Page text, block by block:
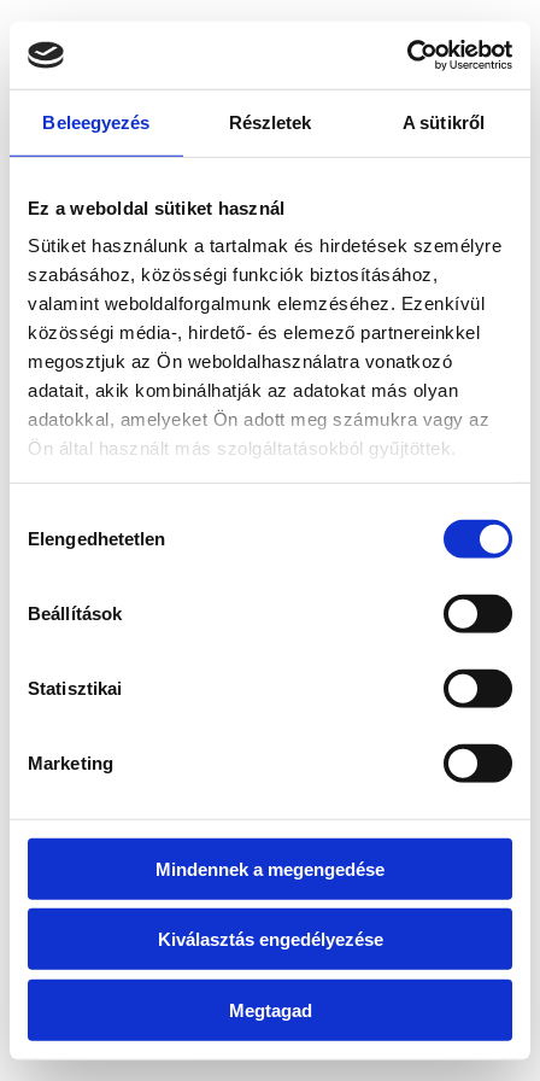
Beleegyezés Részletek A sütikről
Ez a weboldal sütiket használ
Sütiket használunk a tartalmak és hirdetések személyre
szabásához, közösségi funkciók biztosításához,
valamint weboldalforgalmunk elemzéséhez. Ezenkívül
közösségi média-, hirdető- és elemező partnereinkkel
megosztjuk az Ön weboldalhasználatra vonatkozó
adatait, akik kombinálhatják az adatokat más olyan
adatokkal, amelyeket Ön adott meg számukra vagy az
Ön által használt más szolgáltatásokból gyűjtöttek.
kiválasztása
Elengedhetetlen
Beállítások
Statisztikai
Marketing
Mindennek a megengedése
Kiválasztás engedélyezése
Megtagad
loadingwww.bicapp.hu
(see the browser console for more